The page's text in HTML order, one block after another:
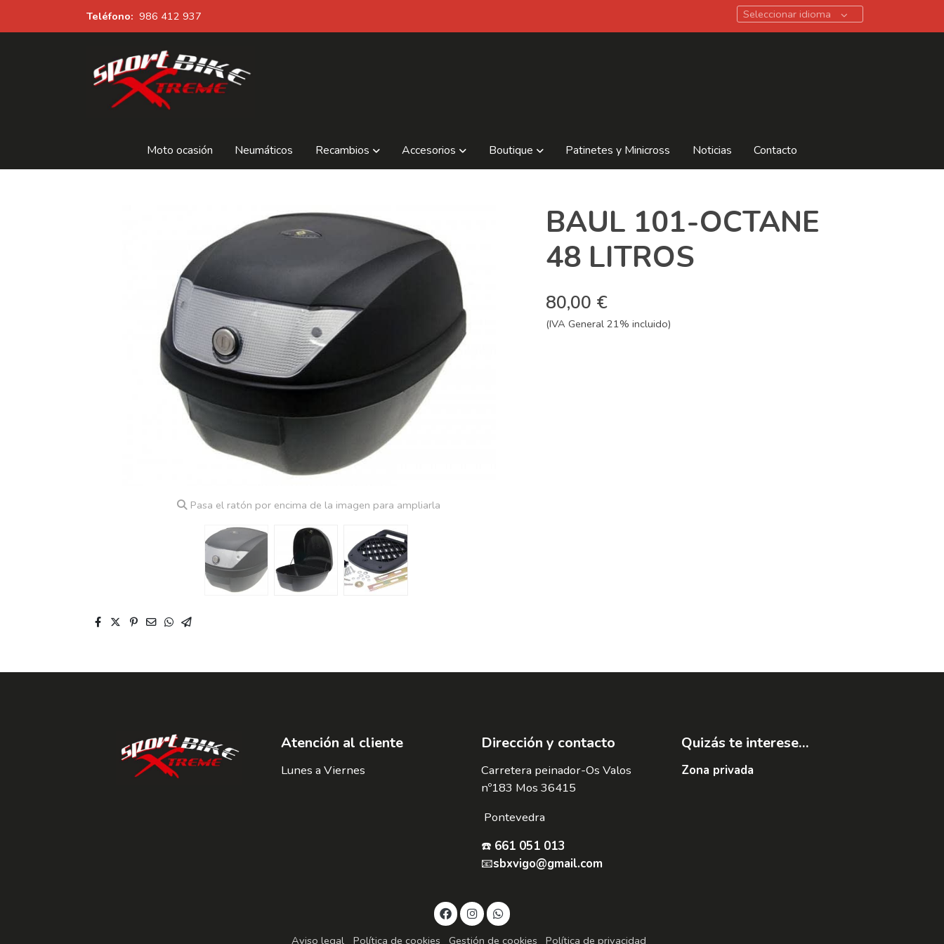
Teléfono: 986 412 937 Seleccionar idioma
Moto ocasión Neumáticos Recambios Accesorios Boutique Patinetes y Minicross Noticias Contacto
Pasa el ratón por encima de la imagen para ampliarla
BAUL 101-OCTANE
48 LITROS
80,00 €
(IVA General 21% incluido)
Atención al cliente
Lunes a Viernes
Dirección y contacto
Carretera peinador-Os Valos
nº183 Mos 36415
Pontevedra
☎️ 661 051 013
📧sbxvigo@gmail.com
Quizás te interese...
Zona privada
Aviso legal Política de cookies Gestión de cookies Política de privacidad